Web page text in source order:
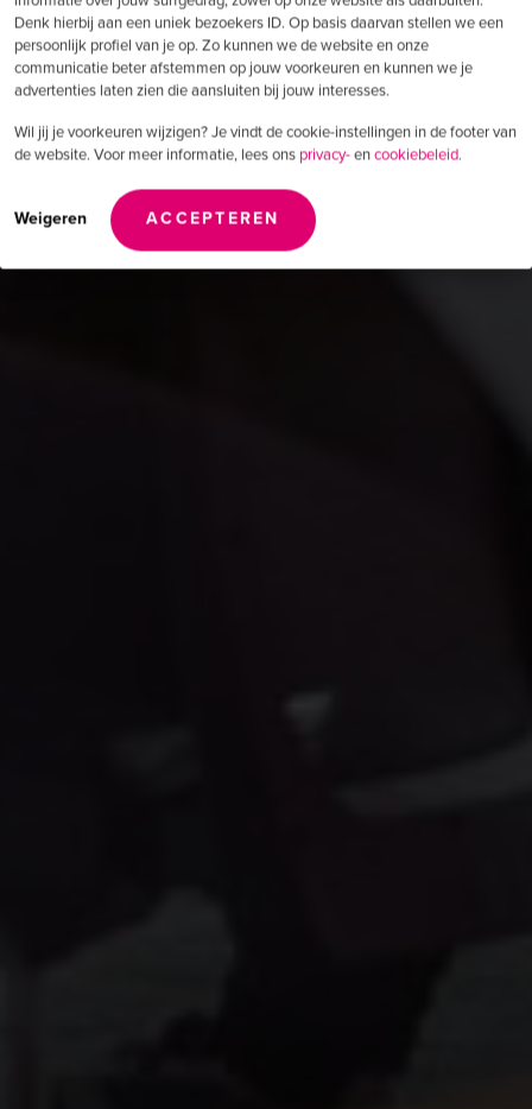
Denk hierbij aan een uniek bezoekers ID. Op basis daarvan stellen we een
persoonlijk profiel van je op. Zo kunnen we de website en onze
communicatie beter afstemmen op jouw voorkeuren en kunnen we je
advertenties laten zien die aansluiten bij jouw interesses.
Wil jij je voorkeuren wijzigen? Je vindt de cookie-instellingen in de footer van
de website. Voor meer informatie, lees ons privacy-encookiebeleid.
Weigeren ACCEPTEREN